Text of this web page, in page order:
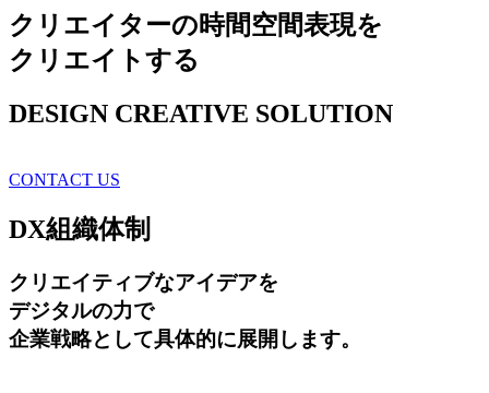
クリエイターの時間空間表現を
クリエイトする
DESIGN CREATIVE SOLUTION
CONTACT US
DX組織体制
クリエイティブなアイデアを
デジタルの力で
企業戦略として具体的に展開します。